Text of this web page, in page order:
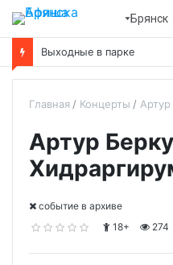
Брянск
Выходные в парке
Главная Концерты
Артур
cобытие в архиве
18+
274